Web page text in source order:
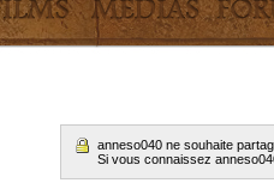
anneso040 ne souhaite
Si vous connaissez